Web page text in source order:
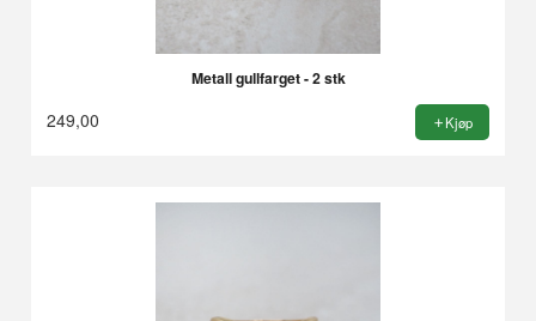
Metall gullfarget - 2 stk
249,00 Kjøp